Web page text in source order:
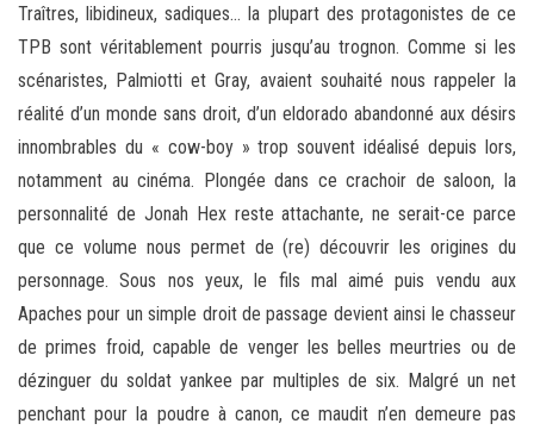
Traîtres, libidineux, sadiques… la plupart des protagonistes de ce
TPB sont véritablement pourris jusqu’au trognon. Comme si les
scénaristes, Palmiotti et Gray, avaient souhaité nous rappeler la
réalité d’un monde sans droit, d’un eldorado abandonné aux désirs
innombrables du « cow-boy » trop souvent idéalisé depuis lors,
notamment au cinéma. Plongée dans ce crachoir de saloon, la
personnalité de Jonah Hex reste attachante, ne serait-ce parce
que ce volume nous permet de (re) découvrir les origines du
personnage. Sous nos yeux, le fils mal aimé puis vendu aux
Apaches pour un simple droit de passage devient ainsi le chasseur
de primes froid, capable de venger les belles meurtries ou de
dézinguer du soldat yankee par multiples de six. Malgré un net
penchant pour la poudre à canon, ce maudit n’en demeure pas